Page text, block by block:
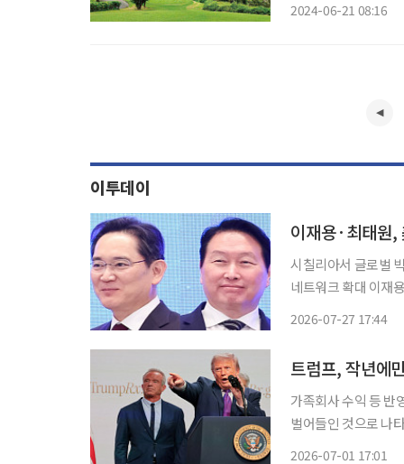
2024-06-21 08:16
이투데이
이재용·최태원
시칠리아서 글로벌
네트워크 확대 이재용 삼성전자 회장과 최태원 SK그룹 회장이 미국 샌프란시스코에 이어 이
2026-07-27 17:44
트럼프, 작년에
가족회사 수익 등 반
벌어들인 것으로 나타났다. 30일(현지시간) 블룸버그통신은 트럼프 대
2026-07-01 17:01